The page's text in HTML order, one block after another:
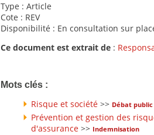
Type : Article
Cote : REV
Disponibilité : En consultation sur
Ce document est extrait de :
Mots clés :
Risque et société >> Débat public
Prévention et gestion des
d'assurance >> Indemnisation